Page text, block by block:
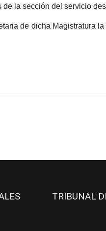
la sección del servicio
de dicha Magistratura
TRIBUNAL